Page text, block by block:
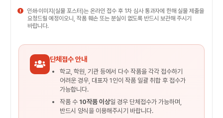
인쇄·이미지(실물 포스터)는 온라인 접수 후 1차 심사 통과자에 한해 실물 제출을
요청드릴 예정이오니, 작품 훼손 또는 분실이 없도록 반드시 보관해 주시기
바랍니다.
단체접수 안내
학교, 학원, 기관 등에서 다수 작품을 각각 접수하기
어려운 경우, 대표자 1인이 작품 일괄 취합 후 접수가
가능합니다.
작품 수 10작품 이상일 경우 단체접수가 가능하며,
반드시 양식을 이용해주시기 바랍니다.